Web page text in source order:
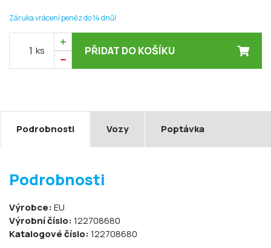
Záruka vrácení peněz do 14 dnů!
ks PŘIDAT DO KOŠÍKU
Podrobnosti Vozy Poptávka
Podrobnosti
Výrobce:EU
Výrobní číslo:122708680
Katalogové číslo:122708680